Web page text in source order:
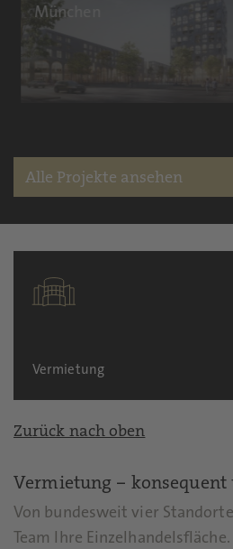
München
Alle Projekte ansehen
Vermietung
Zurück nach oben
Vermietung – konsequent
Von bundesweit vier
Team Ihre Einzelhandelsfläche.